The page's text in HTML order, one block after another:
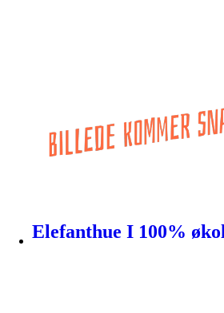
Elefanthue I 100%